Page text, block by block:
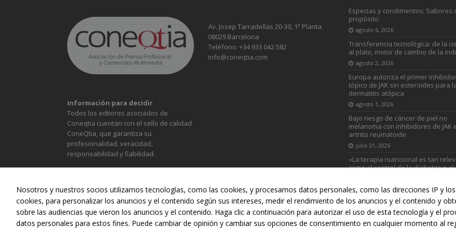
Información para decidir
Todos los editores asociados de
Coneqtia cuentan con el sello de calidad
ConeQtia, que garantiza su
profesionalidad, veracidad,
responsabilidad y fiabilidad.
Av. Josep Tarradellas 20-30, 1ª Planta.
08029 Barcelona
Teléfono: +34 933 042 582
info@coneqtia.com
Especias y condimentos: Sabores
propósito
agosto 6, 2026
Transferencia tecnológica: de la
al plato, motor de cambio de la
agosto 2, 2026
Europa autoriza el primer inhibidor
tópico de JAK sin esteroides para
dermatitis atópica
agosto 1, 2026
Bajo riesgo de cáncer de piel no
melanoma con inhibidores de JAK
artritis reumatoide
julio 31, 2026
«La terapia nutricional es tan
como el control de la diabetes o el
julio 31, 2026
ALIMENTACIÓN CONSTRUCCIÓN AUTOMOCIÓN DEPORTES DISTRIBUCIÓN
Nosotros y nuestros socios utilizamos tecnologías, como las cookies, y procesamos datos personales, como las direcciones IP y
cookies, para personalizar los anuncios y el contenido según sus intereses, medir el rendimiento de los anuncios y el contenido y
sobre las audiencias que vieron los anuncios y el contenido. Haga clic a continuación para autorizar el uso de esta tecnología y el
datos personales para estos fines. Puede cambiar de opinión y cambiar sus opciones de consentimiento en cualquier momento al